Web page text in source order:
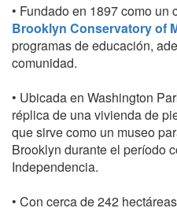
• Fundado en 1897 como un
Brooklyn Conservatory of
programas de educación,
comunidad.
• Ubicada en Washington
réplica de una vivienda de
que sirve como un museo
Brooklyn durante el período
Independencia.
• Con cerca de 242